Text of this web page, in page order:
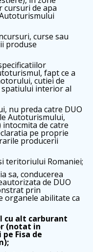
cursuri de apa
curse sau
produse
fapt ce a
cutiei de
interior al
nu preda catre DUO
Autoturismului,
de catre
pe proprie
producerii
teritoriului Romaniei;
sa, conducerea
de DUO
prin
organele abilitate ca
alt carburant
(notat in
Fisa de